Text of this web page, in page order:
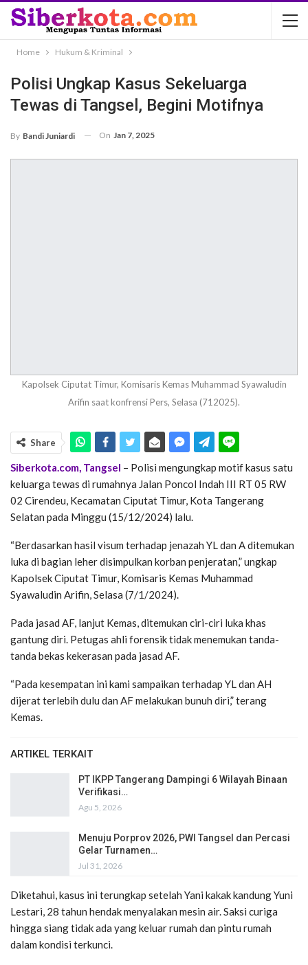
Home Hukum & Kriminal
Polisi Ungkap Kasus Sekeluarga
Tewas di Tangsel, Begini Motifnya
By Bandi Juniardi On Jan 7, 2025
Kapolsek Ciputat Timur, Komisaris Kemas Muhammad Syawaludin
Arifin saat konfrensi Pers, Selasa (712025).
Share
Siberkota.com, Tangsel – Polisi mengungkap motif kasus satu
keluarga tewas di rumahnya Jalan Poncol Indah III RT 05 RW
02 Cirendeu, Kecamatan Ciputat Timur, Kota Tangerang
Selatan pada Minggu (15/12/2024) lalu.
“Berdasarkan hasil visum terhadap jenazah YL dan A ditemukan
luka di bagian leher disimpulkan korban penjeratan,” ungkap
Kapolsek Ciputat Timur, Komisaris Kemas Muhammad
Syawaludin Arifin, Selasa (7/1/2024).
Pada jasad AF, lanjut Kemas, ditemukan ciri-ciri luka khas
gantung diri. Petugas ahli forensik tidak menemukan tanda-
tanda bekas kekerasan pada jasad AF.
“Pada kesempatan ini kami sampaikan terhadap YL dan AH
dijerat terlebih dulu dan AF melakukan bunuh diri,” terang
Kemas.
ARTIKEL TERKAIT
PT IKPP Tangerang Dampingi 6 Wilayah Binaan
Verifikasi…
Agu 5, 2026
Menuju Porprov 2026, PWI Tangsel dan Percasi
Gelar Turnamen…
Jul 31, 2026
Diketahui, kasus ini terungkap setelah Yani kakak kandung Yuni
Lestari, 28 tahun hendak menyalakan mesin air. Saksi curiga
hingga siang tidak ada yang keluar rumah dan pintu rumah
dalam kondisi terkunci.